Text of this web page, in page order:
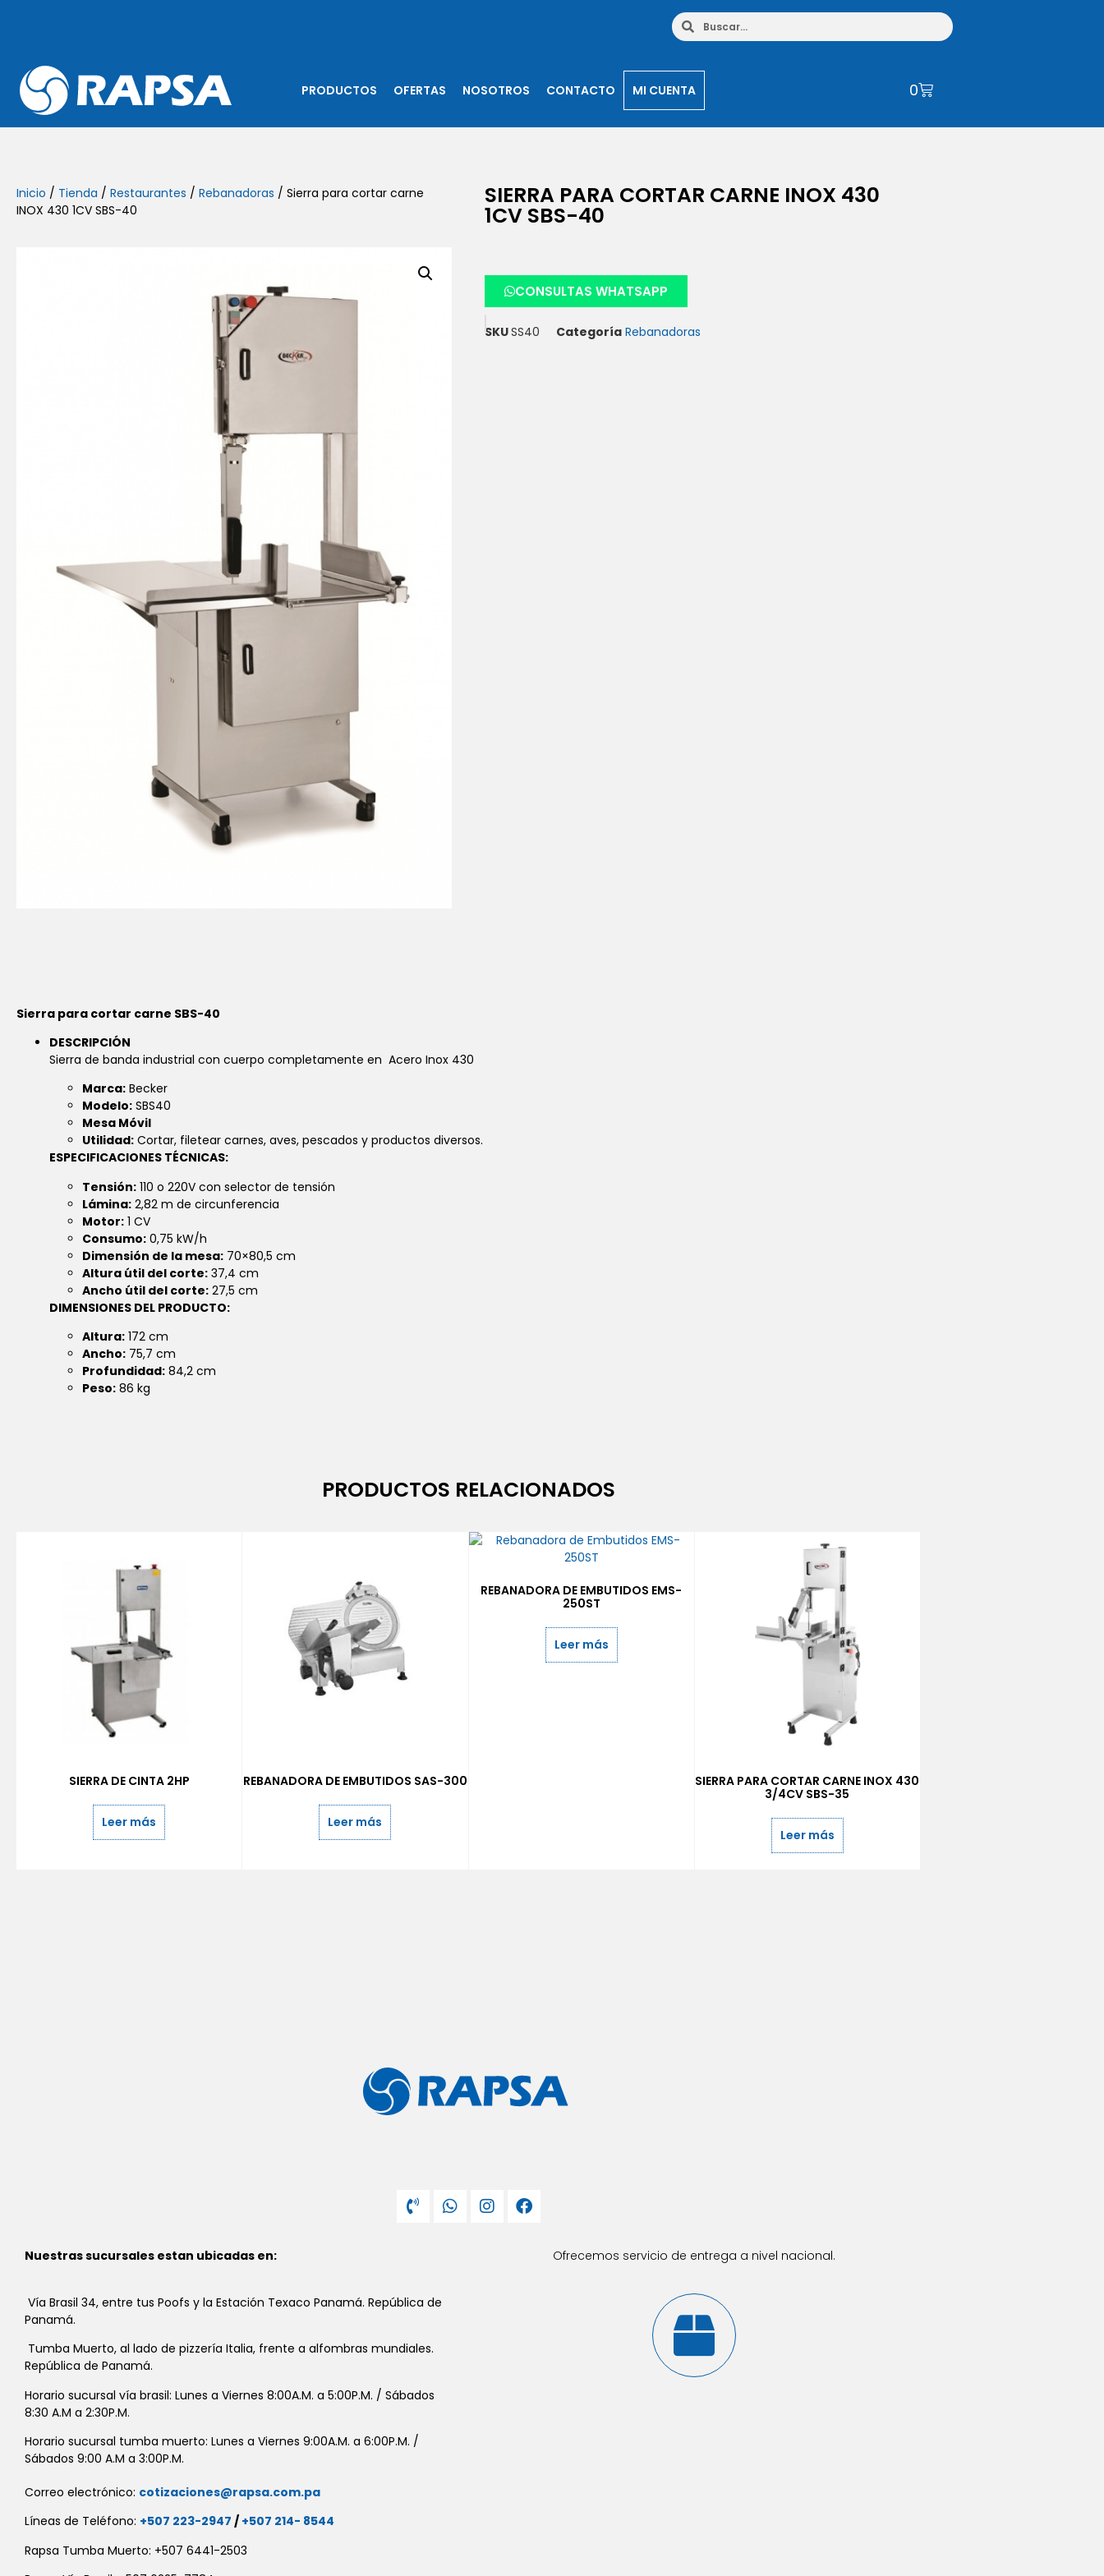
PRODUCTOS OFERTAS NOSOTROS CONTACTO MI CUENTA 0
Inicio / Tienda / Restaurantes / Rebanadoras / Sierra para cortar carne
INOX 430 1CV SBS-40
SIERRA PARA CORTAR CARNE INOX 430
1CV SBS-40
CONSULTAS WHATSAPP
SKUSS40 Categoría Rebanadoras
Sierra para cortar carne SBS-40
DESCRIPCIÓN
Sierra de banda industrial con cuerpo completamente en Acero Inox 430
Marca: Becker
Modelo: SBS40
Mesa Móvil
Utilidad: Cortar, filetear carnes, aves, pescados y productos diversos.
ESPECIFICACIONES TÉCNICAS:
Tensión: 110 o 220V con selector de tensión
Lámina: 2,82 m de circunferencia
Motor: 1 CV
Consumo: 0,75 kW/h
Dimensión de la mesa: 70×80,5 cm
Altura útil del corte: 37,4 cm
Ancho útil del corte: 27,5 cm
DIMENSIONES DEL PRODUCTO:
Altura: 172 cm
Ancho: 75,7 cm
Profundidad: 84,2 cm
Peso: 86 kg
PRODUCTOS RELACIONADOS
SIERRA DE CINTA 2HP
Leer más
REBANADORA DE EMBUTIDOS SAS-300
Leer más
REBANADORA DE EMBUTIDOS EMS-
250ST
Leer más
SIERRA PARA CORTAR CARNE INOX 430
3/4CV SBS-35
Leer más
Nuestras sucursales estan ubicadas en:
Vía Brasil 34, entre tus Poofs y la Estación Texaco Panamá. República de
Panamá.
Tumba Muerto, al lado de pizzería Italia, frente a alfombras mundiales.
República de Panamá.
Horario sucursal vía brasil: Lunes a Viernes 8:00A.M. a 5:00P.M. / Sábados
8:30 A.M a 2:30P.M.
Horario sucursal tumba muerto: Lunes a Viernes 9:00A.M. a 6:00P.M. /
Sábados 9:00 A.M a 3:00P.M.
Correo electrónico: cotizaciones@rapsa.com.pa
Líneas de Teléfono: +507 223-2947 / +507 214- 8544
Rapsa Tumba Muerto: +507 6441-2503
Ofrecemos servicio de entrega a nivel nacional.